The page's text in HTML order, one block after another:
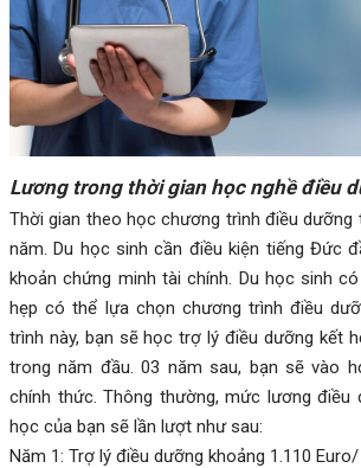
Lương trong thời gian học nghề điều
Thời gian theo học chương trình điều
năm. Du học sinh cần điều kiện tiếng Đức
khoản chứng minh tài chính. Du học sinh
hẹp có thể lựa chọn chương trình điều
trình này, bạn sẽ học trợ lý điều dưỡng kết
trong năm đầu. 03 năm sau, bạn sẽ vào
chính thức. Thông thường, mức lương điều
học của bạn sẽ lần lượt như sau:
Năm 1: Trợ lý điều dưỡng khoảng 1.110